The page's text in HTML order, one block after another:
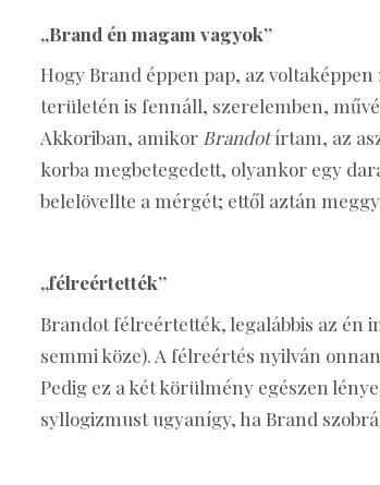
„Brand én magam vagyok”
Hogy Brand éppen pap, az
területén is fennáll, szerelemben,
Akkoriban, amikor Brandotírtam, az
korba megbetegedett, olyankor egy
belelövellte a mérgét; ettől aztán
„félreértették”
Brandot félreértették, legalábbis az én
semmi köze). A félreértés nyilván
Pedig ez a két körülmény egészen
syllogizmust ugyanígy, ha Brand